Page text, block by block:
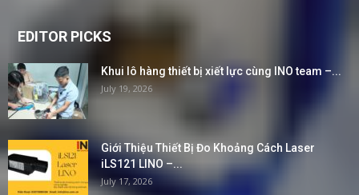
EDITOR PICKS
Khui lô hàng thiết bị xiết lực cùng INO team –...
July 19, 2026
Giới Thiệu Thiết Bị Đo Khoảng Cách Laser
iLS121 LINO –...
July 17, 2026